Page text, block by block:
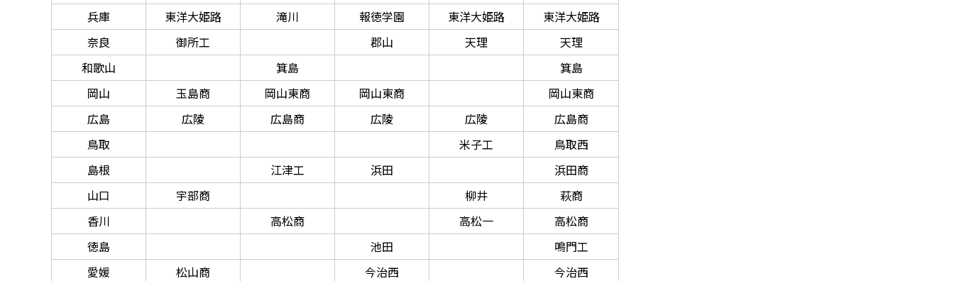
兵庫
東洋大姫路 滝川 報徳学園 東洋大姫路
東洋大姫路
奈良
御所工 郡山 天理
天理
和歌山
箕島
箕島
岡山
玉島商 岡山東商 岡山東商
岡山東商
広島
広陵 広島商 広陵 広陵
広島商
鳥取
米子工
鳥取西
島根
江津工 浜田
浜田商
山口
宇部商 柳井
萩商
香川
高松商 高松一
高松商
徳島
池田
鳴門工
愛媛
松山商 今治西
今治西